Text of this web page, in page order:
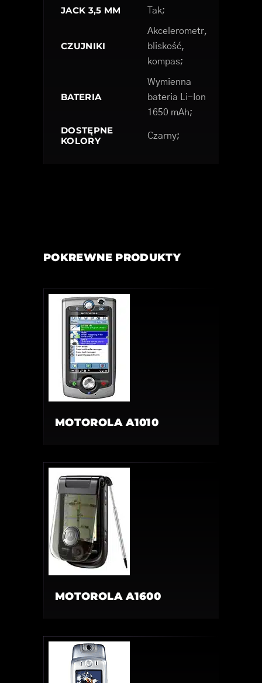
JACK 3,5 MM Tak;
CZUJNIKI
Akcelerometr,
bliskość,
kompas;
BATERIA
Wymienna
bateria Li-Ion
1650 mAh;
DOSTĘPNE
KOLORY
Czarny;
POKREWNE PRODUKTY
MOTOROLA A1010
MOTOROLA A1600